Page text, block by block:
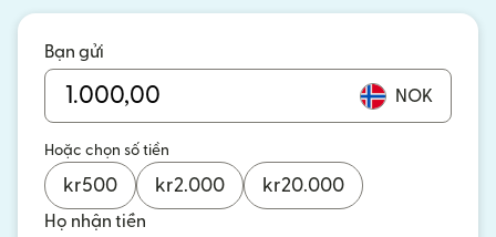
Bạn gửi
NOK
Hoặc chọn số tiền
kr500 kr2.000 kr20.000
Họ nhận tiền